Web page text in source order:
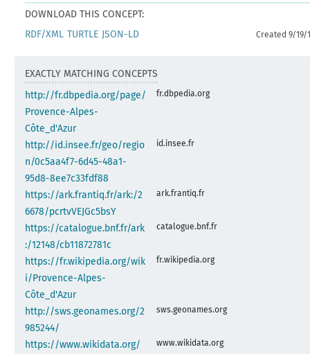
DOWNLOAD THIS CONCEPT:
RDF/XML TURTLE JSON-LD Created 9/19/
EXACTLY MATCHING CONCEPTS
http://fr.dbpedia.org/page/
Provence-Alpes-
Côte_d'Azur
fr.dbpedia.org
http://id.insee.fr/geo/regio
n/0c5aa4f7-6d45-48a1-
95d8-8ee7c33fdf88
id.insee.fr
https://ark.frantiq.fr/ark:/2
6678/pcrtvVEJGc5bsY
ark.frantiq.fr
https://catalogue.bnf.fr/ark
:/12148/cb11872781c
catalogue.bnf.fr
https://fr.wikipedia.org/wik
i/Provence-Alpes-
Côte_d'Azur
fr.wikipedia.org
http://sws.geonames.org/2
985244/
sws.geonames.org
https://www.wikidata.org/
www.wikidata.org